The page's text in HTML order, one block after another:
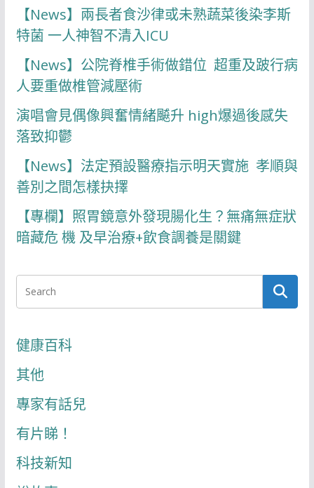
【News】兩長者食沙律或未熟蔬菜後染李斯
特菌 一人神智不清入ICU
【News】公院脊椎手術做錯位 超重及跛行病
人要重做椎管減壓術
演唱會見偶像興奮情緒飇升 high爆過後感失
落致抑鬱
【News】法定預設醫療指示明天實施 孝順與
善別之間怎樣抉擇
【專欄】照胃鏡意外發現腸化生？無痛無症狀
暗藏危 機 及早治療+飲食調養是關鍵
健康百科
其他
專家有話兒
有片睇！
科技新知